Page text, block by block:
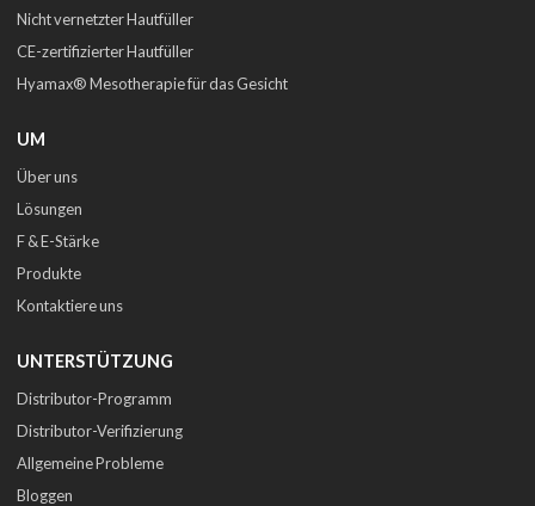
Nicht vernetzter Hautfüller
CE-zertifizierter Hautfüller
Hyamax® Mesotherapie für das Gesicht
UM
Über uns
Lösungen
F & E-Stärke
Produkte
Kontaktiere uns
UNTERSTÜTZUNG
Distributor-Programm
Distributor-Verifizierung
Allgemeine Probleme
Bloggen